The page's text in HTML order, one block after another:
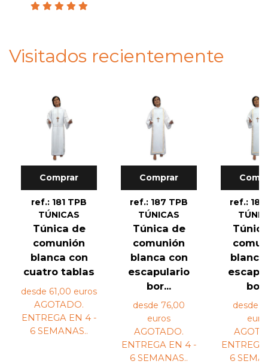
Visitados recientemente
Comprar
ref.: 181 TPB
TÚNICAS
Túnica de
comunión
blanca con
cuatro tablas
desde 61,00 euros
AGOTADO.
ENTREGA EN 4 -
6 SEMANAS..
Comprar
ref.: 187 TPB
TÚNICAS
Túnica de
comunión
blanca con
escapulario
bor...
desde 76,00
euros
AGOTADO.
ENTREGA EN 4 -
6 SEMANAS..
ref.:
blanca
desde
6